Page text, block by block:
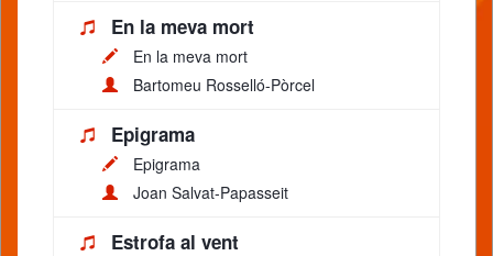
En la meva mort
En la meva mort
Bartomeu Rosselló-Pòrcel
Epigrama
Epigrama
Joan Salvat-Papasseit
Estrofa al vent